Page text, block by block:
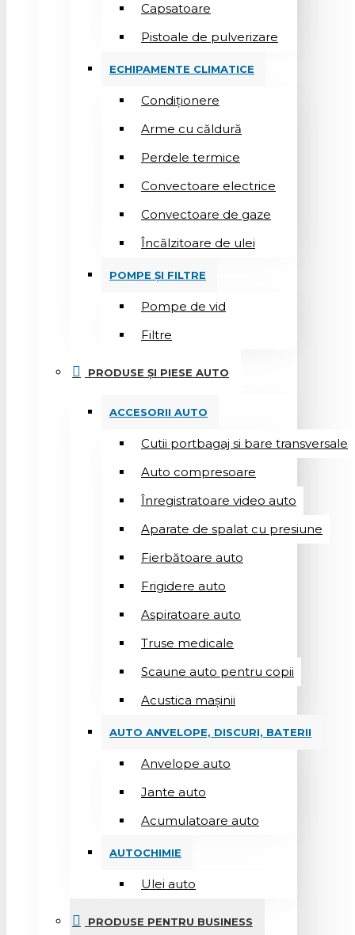
Capsatoare
Pistoale de pulverizare
ECHIPAMENTE CLIMATICE
Condiționere
Arme cu căldură
Perdele termice
Convectoare electrice
Convectoare de gaze
Încălzitoare de ulei
POMPE ȘI FILTRE
Pompe de vid
Filtre
PRODUSE ȘI PIESE AUTO
ACCESORII AUTO
Cutii portbagaj si bare transversale
Auto compresoare
Înregistratoare video auto
Aparate de spalat cu presiune
Fierbătoare auto
Frigidere auto
Aspiratoare auto
Truse medicale
Scaune auto pentru copii
Acustica mașinii
AUTO ANVELOPE, DISCURI, BATERII
Anvelope auto
Jante auto
Acumulatoare auto
AUTOCHIMIE
Ulei auto
PRODUSE PENTRU BUSINESS